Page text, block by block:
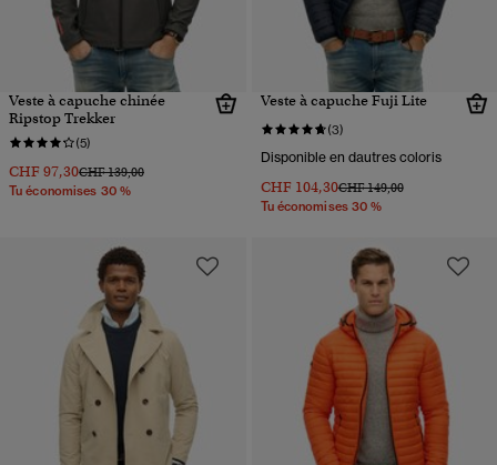
Veste à capuche chinée
Ripstop Trekker
(5)
CHF 97,30Prix réduit de
CHF 139,00à
Tu économises 30 %
Veste à capuche Fuji Lite
(3)
Disponible en dautres coloris
CHF 104,30Prix réduit de
CHF 149,00à
Tu économises 30 %